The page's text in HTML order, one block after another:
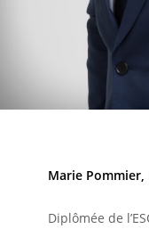
Marie
Diplômée de